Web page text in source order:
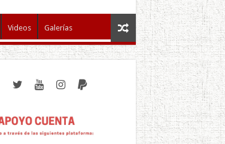
Videos Galerías